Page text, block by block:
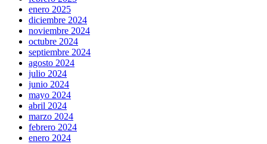
enero 2025
diciembre 2024
noviembre 2024
octubre 2024
septiembre 2024
agosto 2024
julio 2024
junio 2024
mayo 2024
abril 2024
marzo 2024
febrero 2024
enero 2024